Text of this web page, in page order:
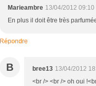
Marieambre 13/04/2012 09:10
En plus il doit être très
Répondre
B bree13 13/04/2012
<br /> <br /> oh oui